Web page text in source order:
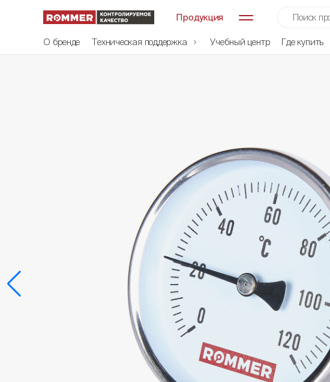
Продукция
О бренде
Техническая поддержка Учебный центр Где купить